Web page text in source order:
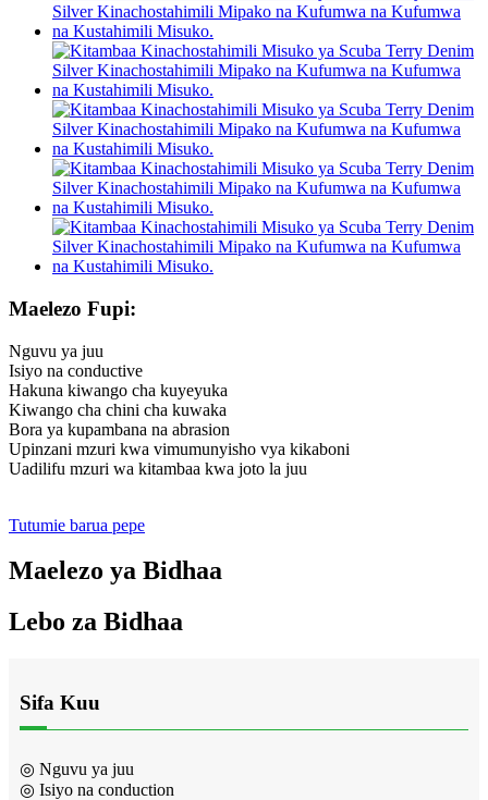
Maelezo Fupi:
Nguvu ya juu
Isiyo na conductive
Hakuna kiwango cha kuyeyuka
Kiwango cha chini cha kuwaka
Bora ya kupambana na abrasion
Upinzani mzuri kwa vimumunyisho vya kikaboni
Uadilifu mzuri wa kitambaa kwa joto la juu
Tutumie barua pepe
Maelezo ya Bidhaa
Lebo za Bidhaa
Sifa Kuu
◎ Nguvu ya juu
◎ Isiyo na conduction